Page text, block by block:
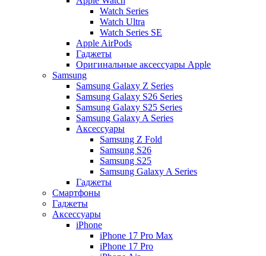
Watch Series
Watch Ultra
Watch Series SE
Apple AirPods
Гаджеты
Оригинальные аксессуары Apple
Samsung
Samsung Galaxy Z Series
Samsung Galaxy S26 Series
Samsung Galaxy S25 Series
Samsung Galaxy A Series
Аксессуары
Samsung Z Fold
Samsung S26
Samsung S25
Samsung Galaxy A Series
Гаджеты
Смартфоны
Гаджеты
Аксессуары
iPhone
iPhone 17 Pro Max
iPhone 17 Pro